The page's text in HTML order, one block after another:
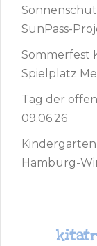
SunPass-
Sommerfest
Spielplatz
Tag der
09.06.26
Kindergarten
Hamburg-